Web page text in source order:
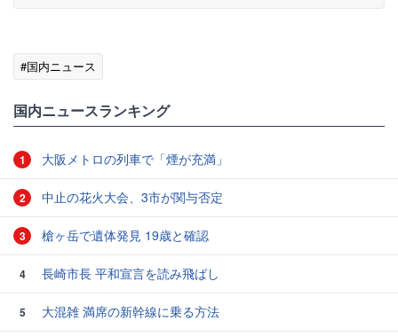
#国内ニュース
国内ニュースランキング
1 大阪メトロの列車で「煙が充満」
2 中止の花火大会、3市が関与否定
3 槍ヶ岳で遺体発見 19歳と確認
4 長崎市長 平和宣言を読み飛ばし
5
大混雑 満席の新幹線に乗る方法